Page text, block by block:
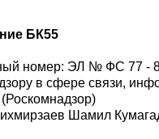
БК55
номер: ЭЛ № ФС 77 -
в сфере связи,
Шамил